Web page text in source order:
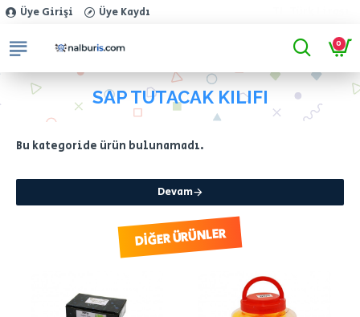
Üye Girişi Üye Kaydı
0
SAP TUTACAK KILIFI
Bu kategoride ürün bulunamadı.
Devam
DIĞER ÜRÜNLER